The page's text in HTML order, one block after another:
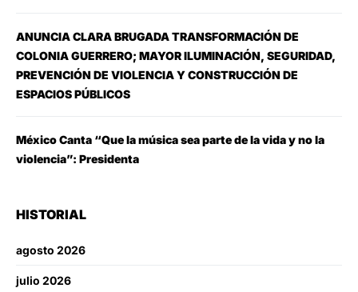
ANUNCIA CLARA BRUGADA TRANSFORMACIÓN DE
COLONIA GUERRERO; MAYOR ILUMINACIÓN, SEGURIDAD,
PREVENCIÓN DE VIOLENCIA Y CONSTRUCCIÓN DE
ESPACIOS PÚBLICOS
México Canta “Que la música sea parte de la vida y no la
violencia”: Presidenta
HISTORIAL
agosto 2026
julio 2026